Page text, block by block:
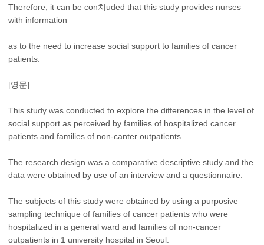
Therefore, it can be con치uded that this study provides nurses
with information
as to the need to increase social support to families of cancer
patients.
[영문]
This study was conducted to explore the differences in the level of
social support as perceived by families of hospitalized cancer
patients and families of non-canter outpatients.
The research design was a comparative descriptive study and the
data were obtained by use of an interview and a questionnaire.
The subjects of this study were obtained by using a purposive
sampling technique of families of cancer patients who were
hospitalized in a general ward and families of non-cancer
outpatients in 1 university hospital in Seoul.